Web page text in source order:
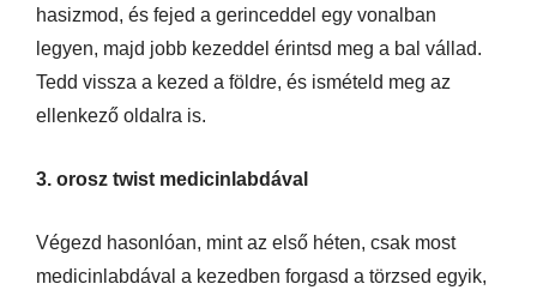
hasizmod, és fejed a gerinceddel egy vonalban
legyen, majd jobb kezeddel érintsd meg a bal vállad.
Tedd vissza a kezed a földre, és ismételd meg az
ellenkező oldalra is.
3. orosz twist medicinlabdával
Végezd hasonlóan, mint az első héten, csak most
medicinlabdával a kezedben forgasd a törzsed egyik,